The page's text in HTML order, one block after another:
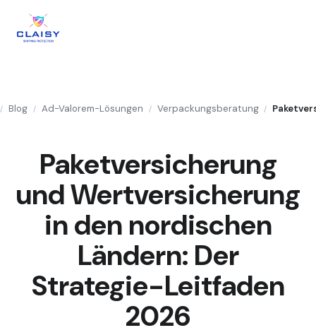
/ Blog / Ad-Valorem-Lösungen / Verpackungsberatung /
Paketversicherung
und Wertversicherung
in den nordischen
Ländern: Der
Strategie-Leitfaden
2026